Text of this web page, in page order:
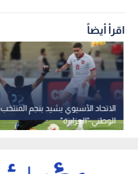
اقرأ أيضاً
الاتحاد الآسيوي يشيد بنجم المنتخب
الوطني "العزايزة"